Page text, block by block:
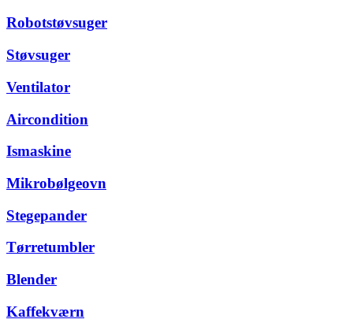
Robotstøvsuger
Støvsuger
Ventilator
Aircondition
Ismaskine
Mikrobølgeovn
Stegepander
Tørretumbler
Blender
Kaffekværn